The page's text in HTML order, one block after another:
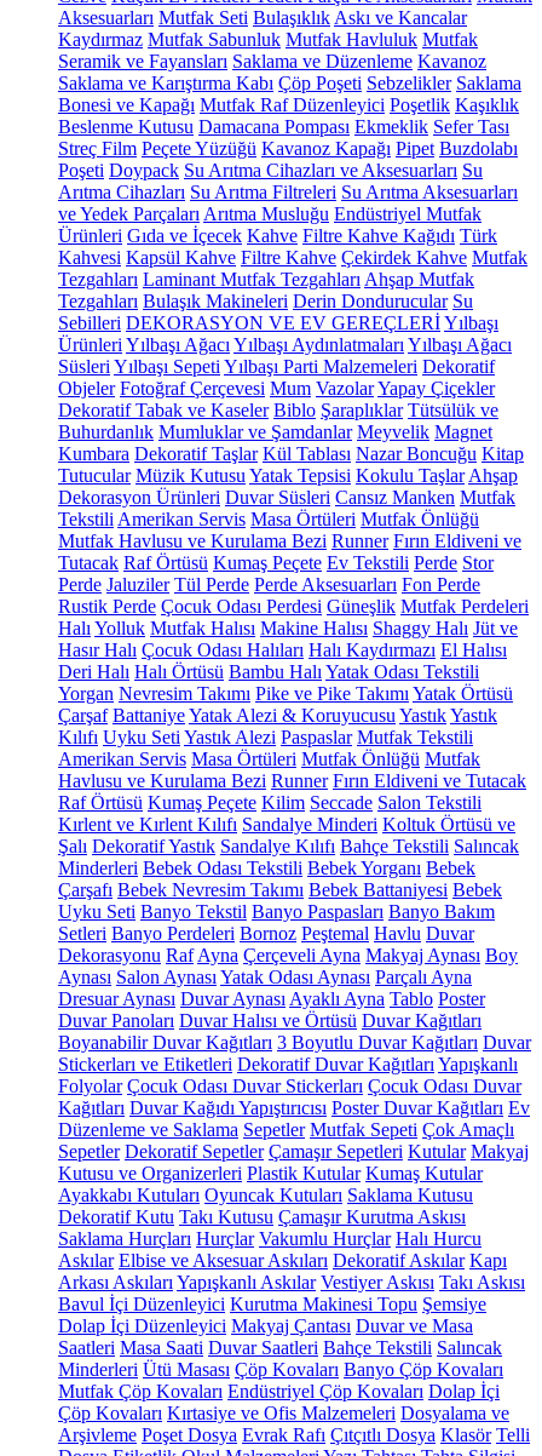
Aksesuarları Mutfak Seti Bulaşıklık Askı ve Kancalar
Kaydırmaz Mutfak Sabunluk Mutfak Havluluk Mutfak
Seramik ve Fayansları Saklama ve Düzenleme Kavanoz
Saklama ve Karıştırma Kabı Çöp Poşeti Sebzelikler Saklama
Bonesi ve Kapağı Mutfak Raf Düzenleyici Poşetlik Kaşıklık
Beslenme Kutusu Damacana Pompası Ekmeklik Sefer Tası
Streç Film Peçete Yüzüğü Kavanoz Kapağı Pipet Buzdolabı
Poşeti Doypack Su Arıtma Cihazları ve Aksesuarları Su
Arıtma Cihazları Su Arıtma Filtreleri Su Arıtma Aksesuarları
ve Yedek Parçaları Arıtma Musluğu Endüstriyel Mutfak
Ürünleri Gıda ve İçecek Kahve Filtre Kahve Kağıdı Türk
Kahvesi Kapsül Kahve Filtre Kahve Çekirdek Kahve Mutfak
Tezgahları Laminant Mutfak Tezgahları Ahşap Mutfak
Tezgahları Bulaşık Makineleri Derin Dondurucular Su
Sebilleri DEKORASYON VE EV GEREÇLERİYılbaşı
Ürünleri Yılbaşı Ağacı Yılbaşı Aydınlatmaları Yılbaşı Ağacı
Süsleri Yılbaşı Sepeti Yılbaşı Parti Malzemeleri Dekoratif
Objeler Fotoğraf Çerçevesi Mum VazolarYapay Çiçekler
Dekoratif Tabak ve Kaseler Biblo Şaraplıklar Tütsülük ve
Buhurdanlık Mumluklar ve Şamdanlar Meyvelik Magnet
Kumbara Dekoratif Taşlar Kül Tablası Nazar Boncuğu Kitap
Tutucular Müzik Kutusu Yatak Tepsisi Kokulu Taşlar Ahşap
Dekorasyon Ürünleri Duvar Süsleri Cansız Manken Mutfak
Tekstili Amerikan Servis Masa Örtüleri Mutfak Önlüğü
Mutfak Havlusu ve Kurulama Bezi Runner Fırın Eldiveni ve
Tutacak Raf Örtüsü Kumaş Peçete Ev Tekstili Perde Stor
Perde Jaluziler Tül Perde Perde Aksesuarları Fon Perde
Rustik Perde Çocuk Odası Perdesi Güneşlik Mutfak Perdeleri
Halı Yolluk Mutfak Halısı Makine Halısı Shaggy Halı Jüt ve
Hasır Halı Çocuk Odası Halıları Halı Kaydırmazı El Halısı
Deri Halı Halı Örtüsü Bambu Halı Yatak Odası Tekstili
Yorgan Nevresim Takımı Pike ve Pike Takımı Yatak Örtüsü
Çarşaf BattaniyeYatak Alezi & Koruyucusu YastıkYastık
Kılıfı Uyku Seti Yastık Alezi Paspaslar Mutfak Tekstili
Amerikan Servis Masa Örtüleri Mutfak Önlüğü Mutfak
Havlusu ve Kurulama Bezi Runner Fırın Eldiveni ve Tutacak
Raf Örtüsü Kumaş Peçete Kilim Seccade Salon Tekstili
Kırlent ve Kırlent Kılıfı Sandalye Minderi Koltuk Örtüsü ve
Şalı Dekoratif Yastık Sandalye Kılıfı Bahçe Tekstili Salıncak
Minderleri Bebek Odası Tekstili Bebek Yorganı Bebek
Çarşafı Bebek Nevresim Takımı Bebek Battaniyesi Bebek
Uyku Seti Banyo Tekstil Banyo Paspasları Banyo Bakım
Setleri Banyo Perdeleri Bornoz Peştemal Havlu Duvar
Dekorasyonu Raf Ayna Çerçeveli Ayna Makyaj Aynası Boy
Aynası Salon Aynası Yatak Odası Aynası Parçalı Ayna
Dresuar Aynası Duvar Aynası Ayaklı Ayna Tablo Poster
Duvar Panoları Duvar Halısı ve Örtüsü Duvar Kağıtları
Boyanabilir Duvar Kağıtları 3 Boyutlu Duvar Kağıtları Duvar
Stickerları ve Etiketleri Dekoratif Duvar Kağıtları Yapışkanlı
Folyolar Çocuk Odası Duvar Stickerları Çocuk Odası Duvar
Kağıtları Duvar Kağıdı Yapıştırıcısı Poster Duvar Kağıtları Ev
Düzenleme ve Saklama Sepetler Mutfak Sepeti Çok Amaçlı
Sepetler Dekoratif Sepetler Çamaşır Sepetleri Kutular Makyaj
Kutusu ve Organizerleri Plastik Kutular Kumaş Kutular
Ayakkabı Kutuları Oyuncak Kutuları Saklama Kutusu
Dekoratif Kutu Takı Kutusu Çamaşır Kurutma Askısı
Saklama Hurçları Hurçlar Vakumlu Hurçlar Halı Hurcu
Askılar Elbise ve Aksesuar Askıları Dekoratif Askılar Kapı
Arkası Askıları Yapışkanlı Askılar Vestiyer Askısı Takı Askısı
Bavul İçi Düzenleyici Kurutma Makinesi Topu Şemsiye
Dolap İçi Düzenleyici Makyaj Çantası Duvar ve Masa
Saatleri Masa Saati Duvar Saatleri Bahçe Tekstili Salıncak
Minderleri Ütü Masası Çöp Kovaları Banyo Çöp Kovaları
Mutfak Çöp Kovaları Endüstriyel Çöp Kovaları Dolap İçi
Çöp Kovaları Kırtasiye ve Ofis Malzemeleri Dosyalama ve
Arşivleme Poşet Dosya Evrak Rafı Çıtçıtlı Dosya Klasör Telli